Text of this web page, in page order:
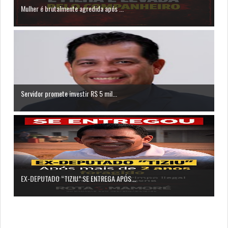
Mulher é brutalmente agredida após ...
Servidor promete investir R$ 5 mil...
EX-DEPUTADO “TIZIU” SE ENTREGA APÓS...